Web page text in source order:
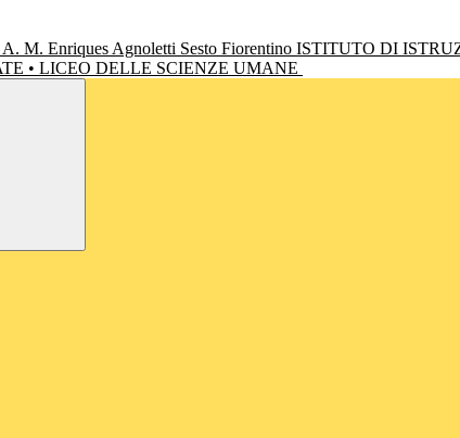
ISTITUTO DI
• LICEO DELLE SCIENZE UMANE